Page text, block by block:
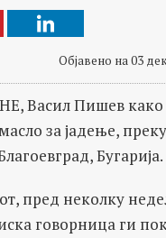
Објавено на 03
Васил Пишев како
за јадење, преку
Бугарија.
пред неколку
говорница ги